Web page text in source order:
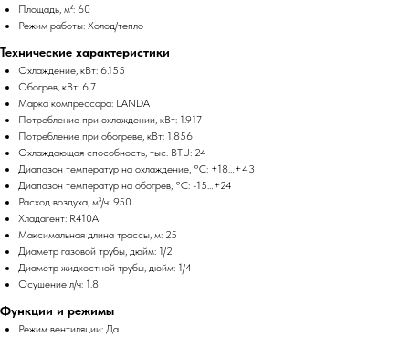
Площадь, м²: 60
Режим работы: Холод/тепло
Технические характеристики
Охлаждение, кВт: 6.155
Обогрев, кВт: 6.7
Марка компрессора: LANDA
Потребление при охлаждении, кВт: 1.917
Потребление при обогреве, кВт: 1.856
Охлаждающая способность, тыс. BTU: 24
Диапазон температур на охлаждение, °C: +18…+43
Диапазон температур на обогрев, °C: -15…+24
Расход воздуха, м³/ч: 950
Хладагент: R410A
Максимальная длина трассы, м: 25
Диаметр газовой трубы, дюйм: 1/2
Диаметр жидкостной трубы, дюйм: 1/4
Осушение л/ч: 1.8
Функции и режимы
Режим вентиляции: Да